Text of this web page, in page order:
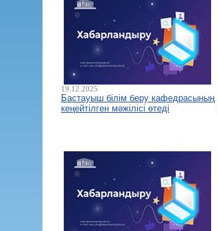
19.12.2025
Бастауыш білім беру кафедрасының
кеңейтілген мәжілісі өтеді